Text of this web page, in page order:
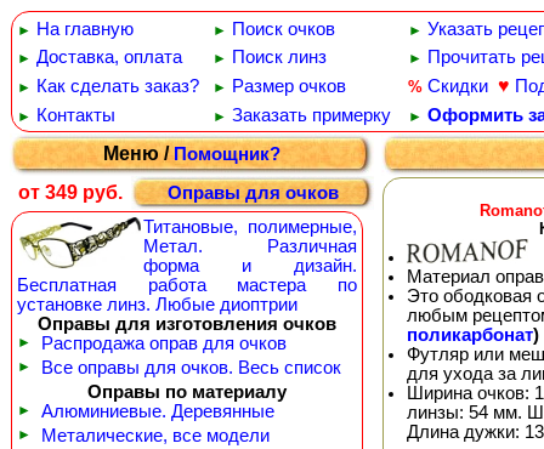
► На главную ► Поиск очков ► Указать
► Доставка, оплата ► Поиск линз ► Прочитать
► Как сделать заказ? ► Размер очков % Скидки ♥
► Контакты ► Заказать примерку ► Оформить
Меню /Помощник?
от 349 руб.
Оправы для очков
Титановые, полимерные,
Метал. Различная
форма и дизайн.
Бесплатная работа мастера по
установке линз. Любые диоптрии
Оправы для изготовления очков
► Распродажа оправ для очков
►
Все оправы для очков. Весь список
Оправы по материалу
► Алюминиевые. Деревянные
►
Металические, все модели
Материал
Это ободковая
любым
поликарбонат)
Футляр или
для ухода за
Ширина очков:
линзы: 54 мм.
Длина дужки: